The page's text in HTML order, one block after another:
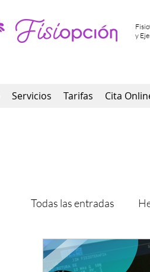
y
Servicios Tarifas Cita
Todas las entradas